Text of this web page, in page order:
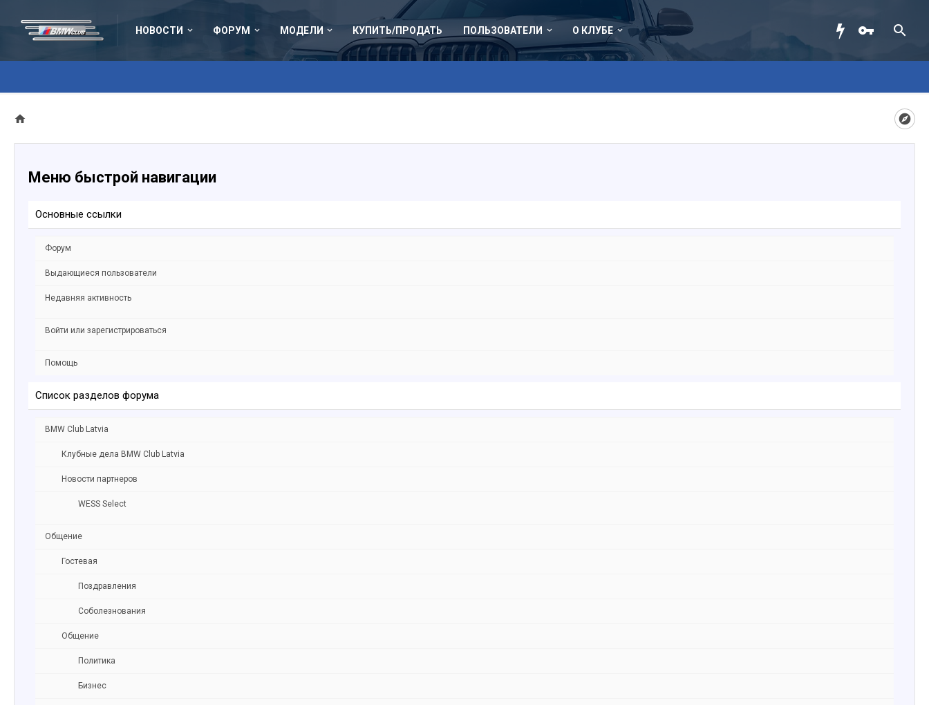
НОВОСТИ ФОРУМ МОДЕЛИ КУПИТЬ/ПРОДАТЬ ПОЛЬЗОВАТЕЛИ О КЛУБЕ
Меню быстрой навигации
Основные ссылки
Форум
Выдающиеся пользователи
Недавняя активность
Войти или зарегистрироваться
Помощь
Список разделов форума
BMW Club Latvia
Клубные дела BMW Club Latvia
Новости партнеров
WESS Select
Общение
Гостевая
Поздравления
Соболезнования
Общение
Политика
Бизнес